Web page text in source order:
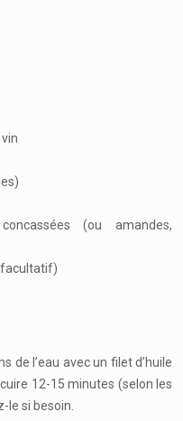
(ou amandes,
de l’eau avec un filet d’huile
12-15 minutes (selon les
le si besoin.